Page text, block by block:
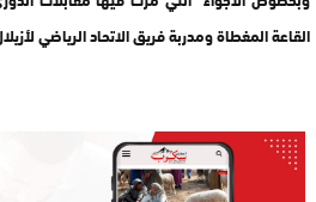
القاعة المغطاة ومدربة فريق الاتحاد الرياضي